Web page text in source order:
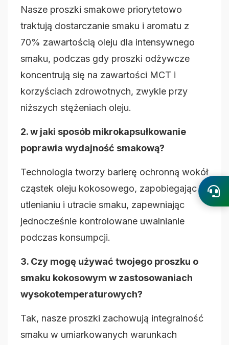
Nasze proszki smakowe priorytetowo
traktują dostarczanie smaku i aromatu z
70% zawartością oleju dla intensywnego
smaku, podczas gdy proszki odżywcze
koncentrują się na zawartości MCT i
korzyściach zdrowotnych, zwykle przy
niższych stężeniach oleju.
2. w jaki sposób mikrokapsułkowanie
poprawia wydajność smakową?
Technologia tworzy barierę ochronną wokół
cząstek oleju kokosowego, zapobiegając
utlenianiu i utracie smaku, zapewniając
jednocześnie kontrolowane uwalnianie
podczas konsumpcji.
3. Czy mogę używać twojego proszku o
smaku kokosowym w zastosowaniach
wysokotemperaturowych?
Tak, nasze proszki zachowują integralność
smaku w umiarkowanych warunkach